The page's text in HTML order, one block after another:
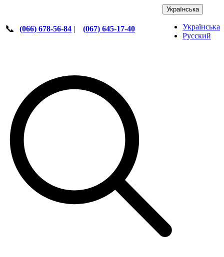
📞 (066) 678-56-84 | (067) 645-17-40
Українська
Українська
Русский